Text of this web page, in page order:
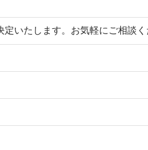
いたします。お気軽にご相談く